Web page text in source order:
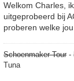
Welkom Charles,
uitgeprobeerd bij
proberen welke
Schoenmaker Tour-
Tuna